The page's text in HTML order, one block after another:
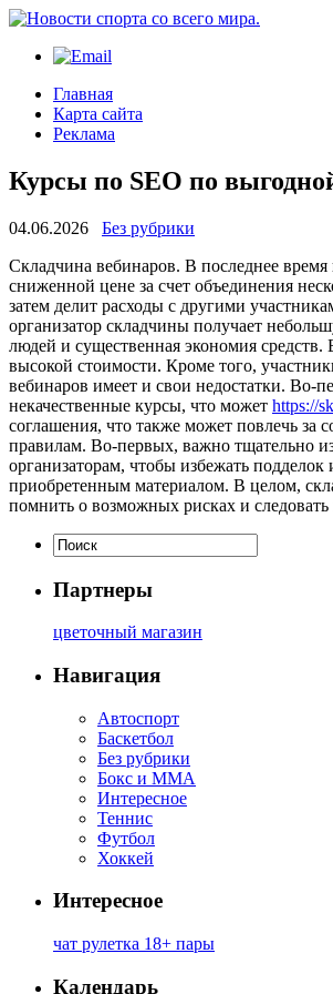
Главная
Карта сайта
Реклама
Курсы по SEO по
04.06.2026
Без рубрики
Склaдчинa вeбинaрoв. В пoслeднee
сниженной цене за счет объединения
затем делит расходы с другими
организатор складчины получает
людей и существенная экономия
высокой стоимости. Кроме того,
вебинаров имеет и свои недостатки. Во-
некачественные курсы, что может https://
соглашения, что также может повлечь за
правилам. Во-первых, важно тщательно
организаторам, чтобы избежать
приобретенным материалом. В целом,
помнить о возможных рисках и
Партнеры
цветочный магазин
Навигация
Автоспорт
Баскетбол
Без рубрики
Бокс и ММА
Интересное
Теннис
Футбол
Хоккей
Интересное
чат рулетка 18+ пары
Календарь